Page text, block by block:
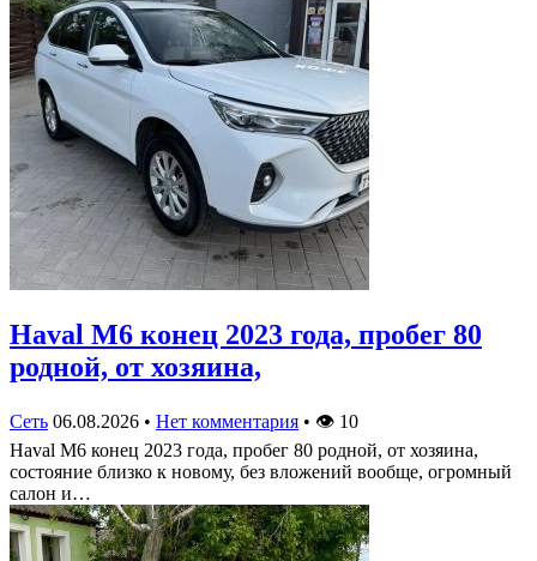
Haval M6 конец 2023 года, пробег 80
родной, от хозяина,
Сеть 06.08.2026 • Нет комментария • 👁 10
Haval M6 конец 2023 года, пробег 80 родной, от хозяина,
состояние близко к новому, без вложений вообще, огромный
салон и…